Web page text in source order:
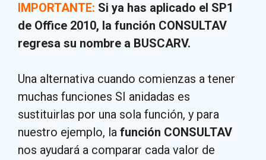
IMPORTANTE: Si ya has aplicado el SP1
de Office 2010, la función CONSULTAV
regresa su nombre a BUSCARV.
Una alternativa cuando comienzas a tener
muchas funciones SI anidadas es
sustituirlas por una sola función, y para
nuestro ejemplo, la función CONSULTAV
nos ayudará a comparar cada valor de